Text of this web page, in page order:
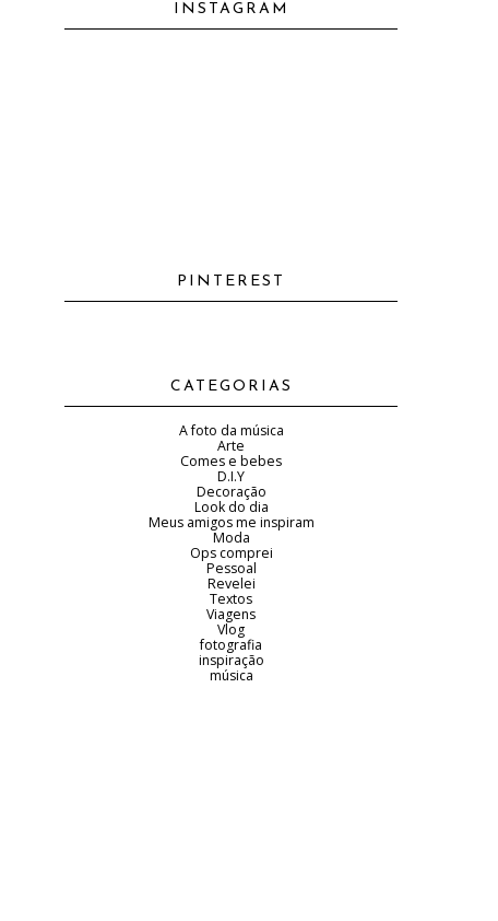
INSTAGRAM
PINTEREST
CATEGORIAS
A foto da música
Arte
Comes e bebes
D.I.Y
Decoração
Look do dia
Meus amigos me inspiram
Moda
Ops comprei
Pessoal
Revelei
Textos
Viagens
Vlog
fotografia
inspiração
música